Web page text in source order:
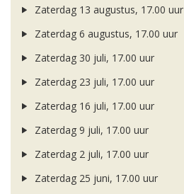
Zaterdag 13 augustus, 17.00 uur
Zaterdag 6 augustus, 17.00 uur
Zaterdag 30 juli, 17.00 uur
Zaterdag 23 juli, 17.00 uur
Zaterdag 16 juli, 17.00 uur
Zaterdag 9 juli, 17.00 uur
Zaterdag 2 juli, 17.00 uur
Zaterdag 25 juni, 17.00 uur